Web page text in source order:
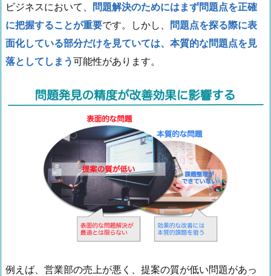
ビジネスにおいて、 問題解決のためにはまず問題点を正確
に把握することが重要です。しかし、 問題点を探る際に表
面化している部分だけを見ていては、本質的な問題点を見
落としてしまう可能性があります。
例えば、営業部の売上が悪く、提案の質が低い問題があっ